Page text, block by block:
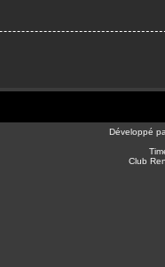
Développé
Club